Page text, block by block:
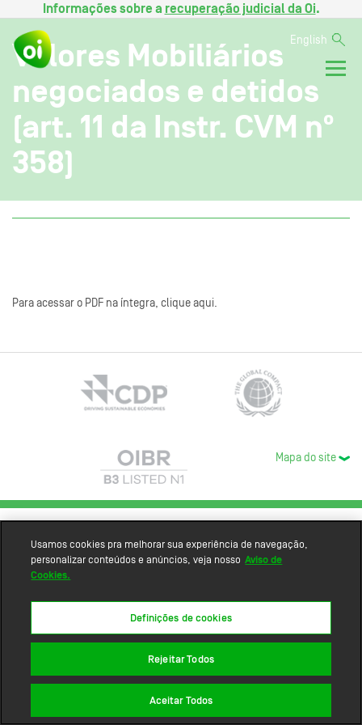
Informações sobre a recuperação judicial da Oi.
English
Valores Mobiliários
negociados e detidos
(art. 11 da Instr. CVM nº
358)
Para acessar o PDF na íntegra, clique aqui.
Mapa do site
Usamos cookies pra melhorar sua experiência de navegação,
personalizar conteúdos e anúncios, veja nosso Aviso de
Cookies.
Definições de cookies
Rejeitar Todos
Aceitar Todos